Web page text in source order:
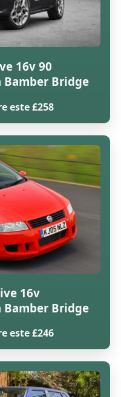
16v 90
Bamber Bridge
este £258
16v
Bamber Bridge
este £246